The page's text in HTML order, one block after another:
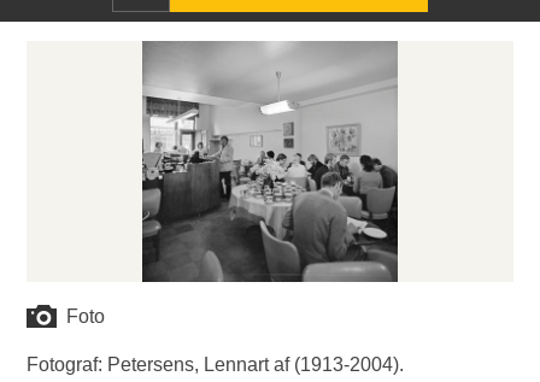
Foto
Fotograf: Petersens, Lennart af (1913-2004).